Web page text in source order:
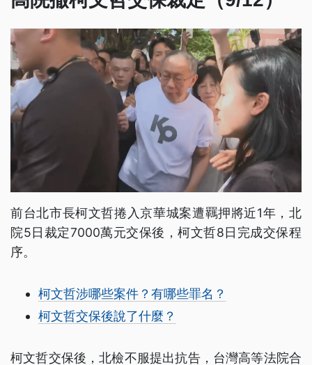
前台北市長柯文哲捲入京華城案遭羈押將近1年，北
院5日裁定7000萬元交保後，柯文哲8日完成交保程
序。
柯文哲涉哪些案件？有哪些罪名？
柯文哲交保後說了什麼？
柯文哲交保後，北檢不服提出抗告，台灣高等法院合